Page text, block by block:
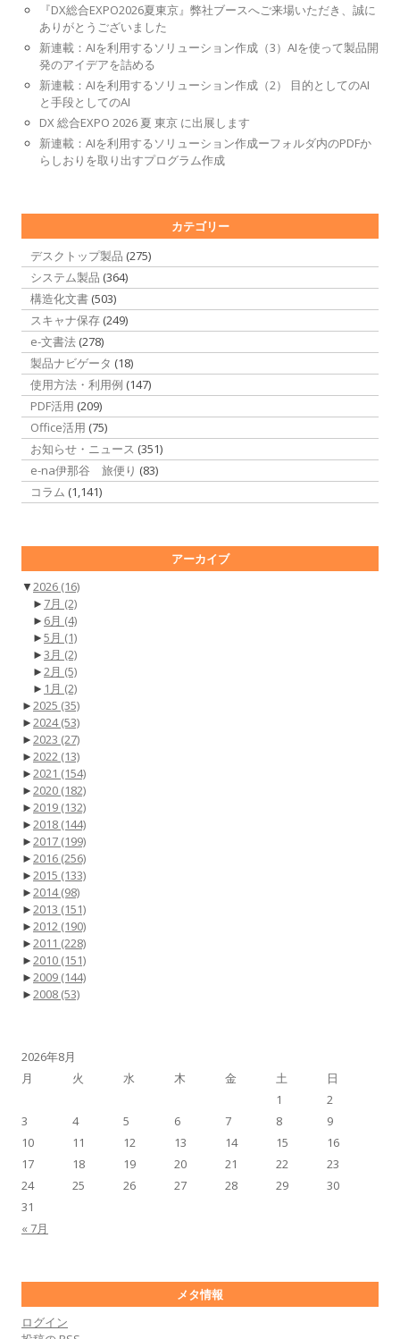
『DX総合EXPO2026夏東京』弊社ブースへご来場いただき、誠に
ありがとうございました
新連載：AIを利用するソリューション作成（3）AIを使って製品開
発のアイデアを詰める
新連載：AIを利用するソリューション作成（2） 目的としてのAI
と手段としてのAI
DX 総合EXPO 2026 夏 東京 に出展します
新連載：AIを利用するソリューション作成ーフォルダ内のPDFか
らしおりを取り出すプログラム作成
カテゴリー
デスクトップ製品 (275)
システム製品 (364)
構造化文書 (503)
スキャナ保存 (249)
e-文書法 (278)
製品ナビゲータ (18)
使用方法・利用例 (147)
PDF活用 (209)
Office活用 (75)
お知らせ・ニュース (351)
e-na伊那谷 旅便り (83)
コラム (1,141)
アーカイブ
▼2026 (16)
► 7月 (2)
► 6月 (4)
►5月 (1)
►3月 (2)
►2月 (5)
► 1月 (2)
►2025 (35)
►2024(53)
►2023 (27)
►2022 (13)
►2021 (154)
►2020 (182)
►2019 (132)
►2018 (144)
►2017 (199)
►2016 (256)
►2015 (133)
►2014(98)
►2013 (151)
►2012 (190)
►2011 (228)
►2010 (151)
►2009 (144)
►2008 (53)
2026年8月
月
火 水 木 金 土 日
« 7月
1
2
3
4 5 6 7 8
9
10
11 12 13 14 15
16
17
18 19 20 21 22
23
24
25 26 27 28 29
30
31
メタ情報
ログイン